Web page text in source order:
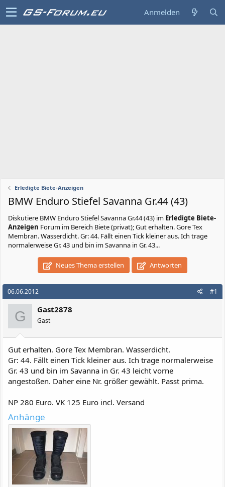
Anmelden
Erledigte Biete-Anzeigen
BMW Enduro Stiefel Savanna Gr.44 (43)
Diskutiere BMW Enduro Stiefel Savanna Gr.44 (43) im Erledigte Biete-
Anzeigen Forum im Bereich Biete (privat); Gut erhalten. Gore Tex
Membran. Wasserdicht. Gr: 44. Fällt einen Tick kleiner aus. Ich trage
normalerweise Gr. 43 und bin im Savanna in Gr. 43...
Neues Thema erstellen Antworten
06.06.2012 #1
G Gast2878
Gast
Gut erhalten. Gore Tex Membran. Wasserdicht.
Gr: 44. Fällt einen Tick kleiner aus. Ich trage normalerweise
Gr. 43 und bin im Savanna in Gr. 43 leicht vorne
angestoßen. Daher eine Nr. größer gewählt. Passt prima.
NP 280 Euro. VK 125 Euro incl. Versand
Anhänge